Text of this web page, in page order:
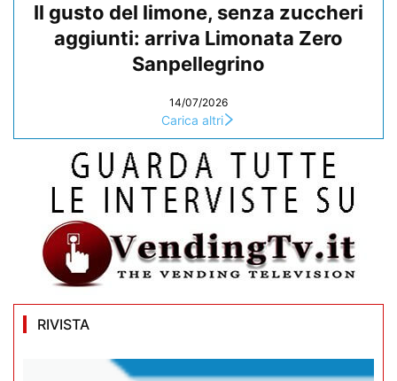
Il gusto del limone, senza zuccheri
aggiunti: arriva Limonata Zero
Sanpellegrino
14/07/2026
Carica altri
RIVISTA